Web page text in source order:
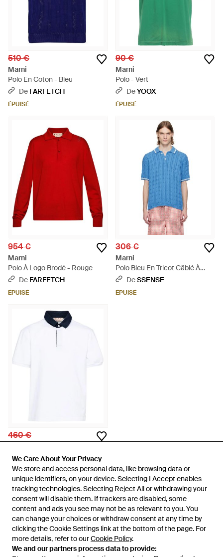
We Care About Your Privacy
We store and access personal data, like browsing data or
unique identifiers, on your device. Selecting I Accept enables
tracking technologies. Selecting Reject All or withdrawing your
consent will disable them. If trackers are disabled, some
content and ads you see may not be as relevant to you. You
can change your choices or withdraw consent at any time by
clicking the Cookie Settings link at the bottom of the page. For
more details, refer to ourCookie Policy.
We and our partners process data to provide:
We Care About Your Privacy
We store and access personal data, like browsing data or
unique identifiers, on your device. Selecting I Accept enables
tracking technologies. Selecting Reject All or withdrawing your
consent will disable them. If trackers are disabled, some
content and ads you see may not be as relevant to you. You
can change your choices or withdraw consent at any time by
clicking the Cookie Settings link at the bottom of the page. For
more details, refer to ourCookie Policy.
We and our partners process data to provide:
510 €
Marni
Polo En Coton - Bleu
De FARFETCH
ÉPUISÉ
90 €
Marni
Polo - Vert
DeYOOX
ÉPUISÉ
954 €
Marni
Polo À Logo Brodé - Rouge
De FARFETCH
ÉPUISÉ
306 €
Marni
Polo Bleu En Tricot Câblé À
Effet Usé - Bleu
DeSSENSE
ÉPUISÉ
460 €
Polo À Manches Courtes -
Blanc
De FARFETCH
ÉPUISÉ
71 sur 71 affichés